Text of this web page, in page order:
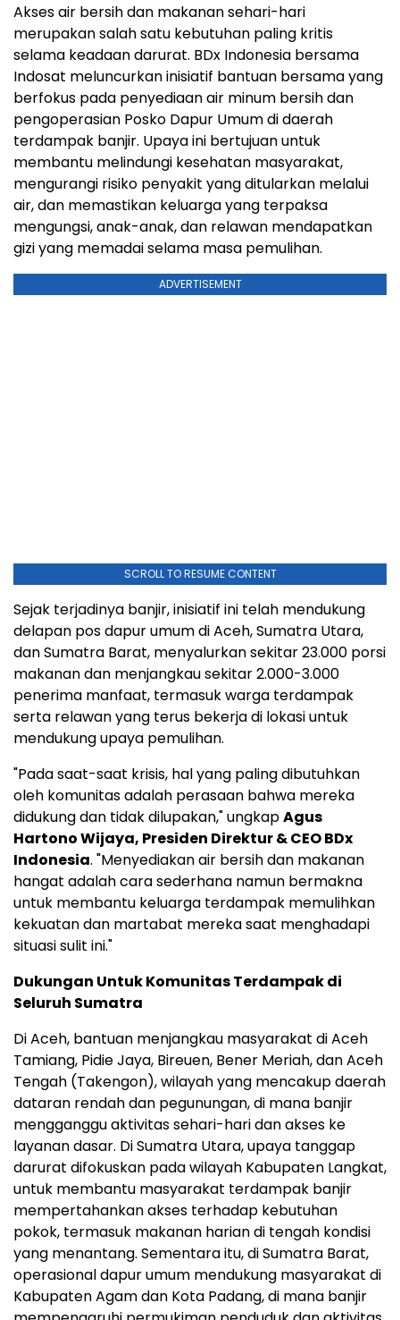
Akses air bersih dan makanan sehari-hari
merupakan salah satu kebutuhan paling kritis
selama keadaan darurat. BDx Indonesia bersama
Indosat meluncurkan inisiatif bantuan bersama yang
berfokus pada penyediaan air minum bersih dan
pengoperasian Posko Dapur Umum di daerah
terdampak banjir. Upaya ini bertujuan untuk
membantu melindungi kesehatan masyarakat,
mengurangi risiko penyakit yang ditularkan melalui
air, dan memastikan keluarga yang terpaksa
mengungsi, anak-anak, dan relawan mendapatkan
gizi yang memadai selama masa pemulihan.
ADVERTISEMENT
SCROLL TO RESUME CONTENT
Sejak terjadinya banjir, inisiatif ini telah mendukung
delapan pos dapur umum di Aceh, Sumatra Utara,
dan Sumatra Barat, menyalurkan sekitar 23.000 porsi
makanan dan menjangkau sekitar 2.000-3.000
penerima manfaat, termasuk warga terdampak
serta relawan yang terus bekerja di lokasi untuk
mendukung upaya pemulihan.
"Pada saat-saat krisis, hal yang paling dibutuhkan
oleh komunitas adalah perasaan bahwa mereka
didukung dan tidak dilupakan," ungkapAgus
Hartono Wijaya, Presiden Direktur & CEO BDx
Indonesia. "Menyediakan air bersih dan makanan
hangat adalah cara sederhana namun bermakna
untuk membantu keluarga terdampak memulihkan
kekuatan dan martabat mereka saat menghadapi
situasi sulit ini."
Dukungan Untuk Komunitas Terdampak di
Seluruh Sumatra
Di Aceh, bantuan menjangkau masyarakat di Aceh
Tamiang, Pidie Jaya, Bireuen, Bener Meriah, dan Aceh
Tengah (Takengon), wilayah yang mencakup daerah
dataran rendah dan pegunungan, di mana banjir
mengganggu aktivitas sehari-hari dan akses ke
layanan dasar. Di Sumatra Utara, upaya tanggap
darurat difokuskan pada wilayah Kabupaten Langkat,
untuk membantu masyarakat terdampak banjir
mempertahankan akses terhadap kebutuhan
pokok, termasuk makanan harian di tengah kondisi
yang menantang. Sementara itu, di Sumatra Barat,
operasional dapur umum mendukung masyarakat di
Kabupaten Agam dan Kota Padang, di mana banjir